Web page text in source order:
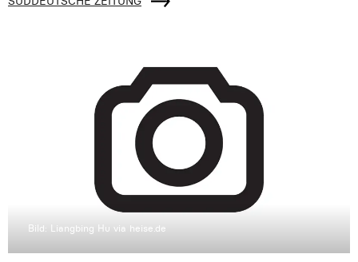
Bild: Liangbing Hu via heise.de